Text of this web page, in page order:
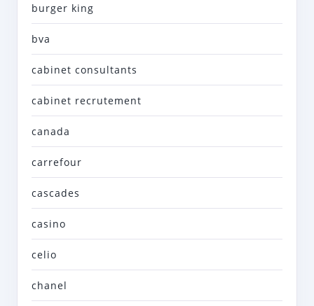
burger king
bva
cabinet consultants
cabinet recrutement
canada
carrefour
cascades
casino
celio
chanel